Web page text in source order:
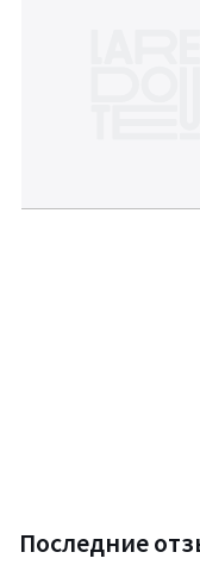
Последние